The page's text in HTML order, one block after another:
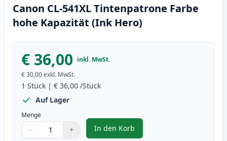
Canon CL-541XL Tintenpatrone Farbe
hohe Kapazität (Ink Hero)
€ 36,00 inkl. MwSt.
€ 30,00exkl. MwSt.
1 Stück | € 36,00 /Stück
Auf Lager
Menge
Verwenden Sie die Tasten, um anzupassen
− +
1
In den Korb
, Canon CL-541XL